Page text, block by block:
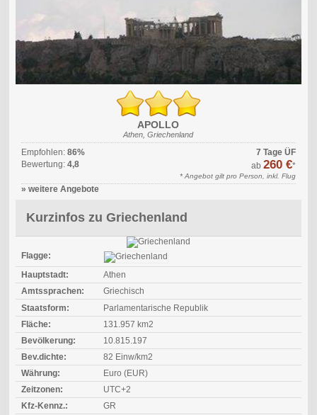
APOLLO
Athen, Griechenland
Empfohlen: 86%
Bewertung: 4,8
7 Tage ÜF
ab260 €*
* Angebot gilt pro Person, inkl. Flug
» weitere Angebote
Kurzinfos zu Griechenland
Flagge:
Hauptstadt:
Athen
Amtssprachen:
Griechisch
Staatsform:
Parlamentarische Republik
Fläche:
131.957 km2
Bevölkerung:
10.815.197
Bev.dichte:
82 Einw/km2
Währung:
Euro (EUR)
Zeitzonen:
UTC+2
Kfz-Kennz.:
GR